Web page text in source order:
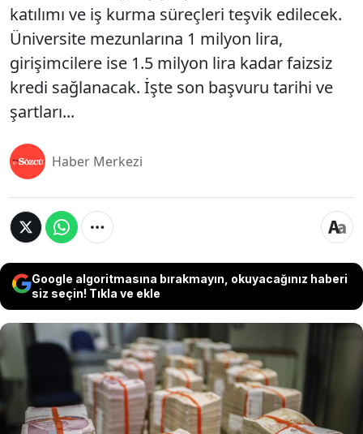
katılımı ve iş kurma süreçleri teşvik edilecek.
Üniversite mezunlarına 1 milyon lira,
girişimcilere ise 1.5 milyon lira kadar faizsiz
kredi sağlanacak. İşte son başvuru tarihi ve
şartları...
Haber Merkezi
Google algoritmasına bırakmayın, okuyacağınız haberi
siz seçin! Tıkla ve ekle
Halkbank, KOSGEP ile işbirliği içinde üniversite
mezunları ve girişimcilere faizsiz kredi desteği
vereceğini açıkladı. Verilecek olan destekle, genç
girişimcilerin üretime katılımı ve iş kurma